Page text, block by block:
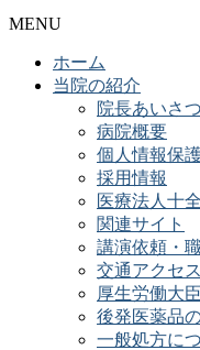
MENU
ホーム
当院の紹介
院長あいさつ
病院概要
個人情報保
採用情報
医療法人十
関連サイト
講演依頼・
交通アクセス
厚生労働大
後発医薬品
一般処方に